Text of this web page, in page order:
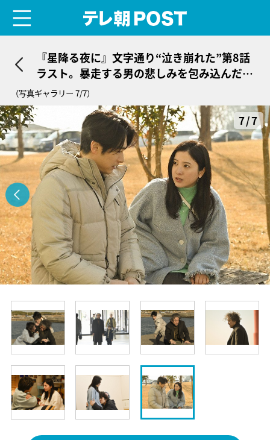
『星降る夜に』文字通り“泣き崩れた”第8話
ラスト。暴走する男の悲しみを包み込んだの
は“人の体温”だった
（写真ギャラリー 7/7）
7/7